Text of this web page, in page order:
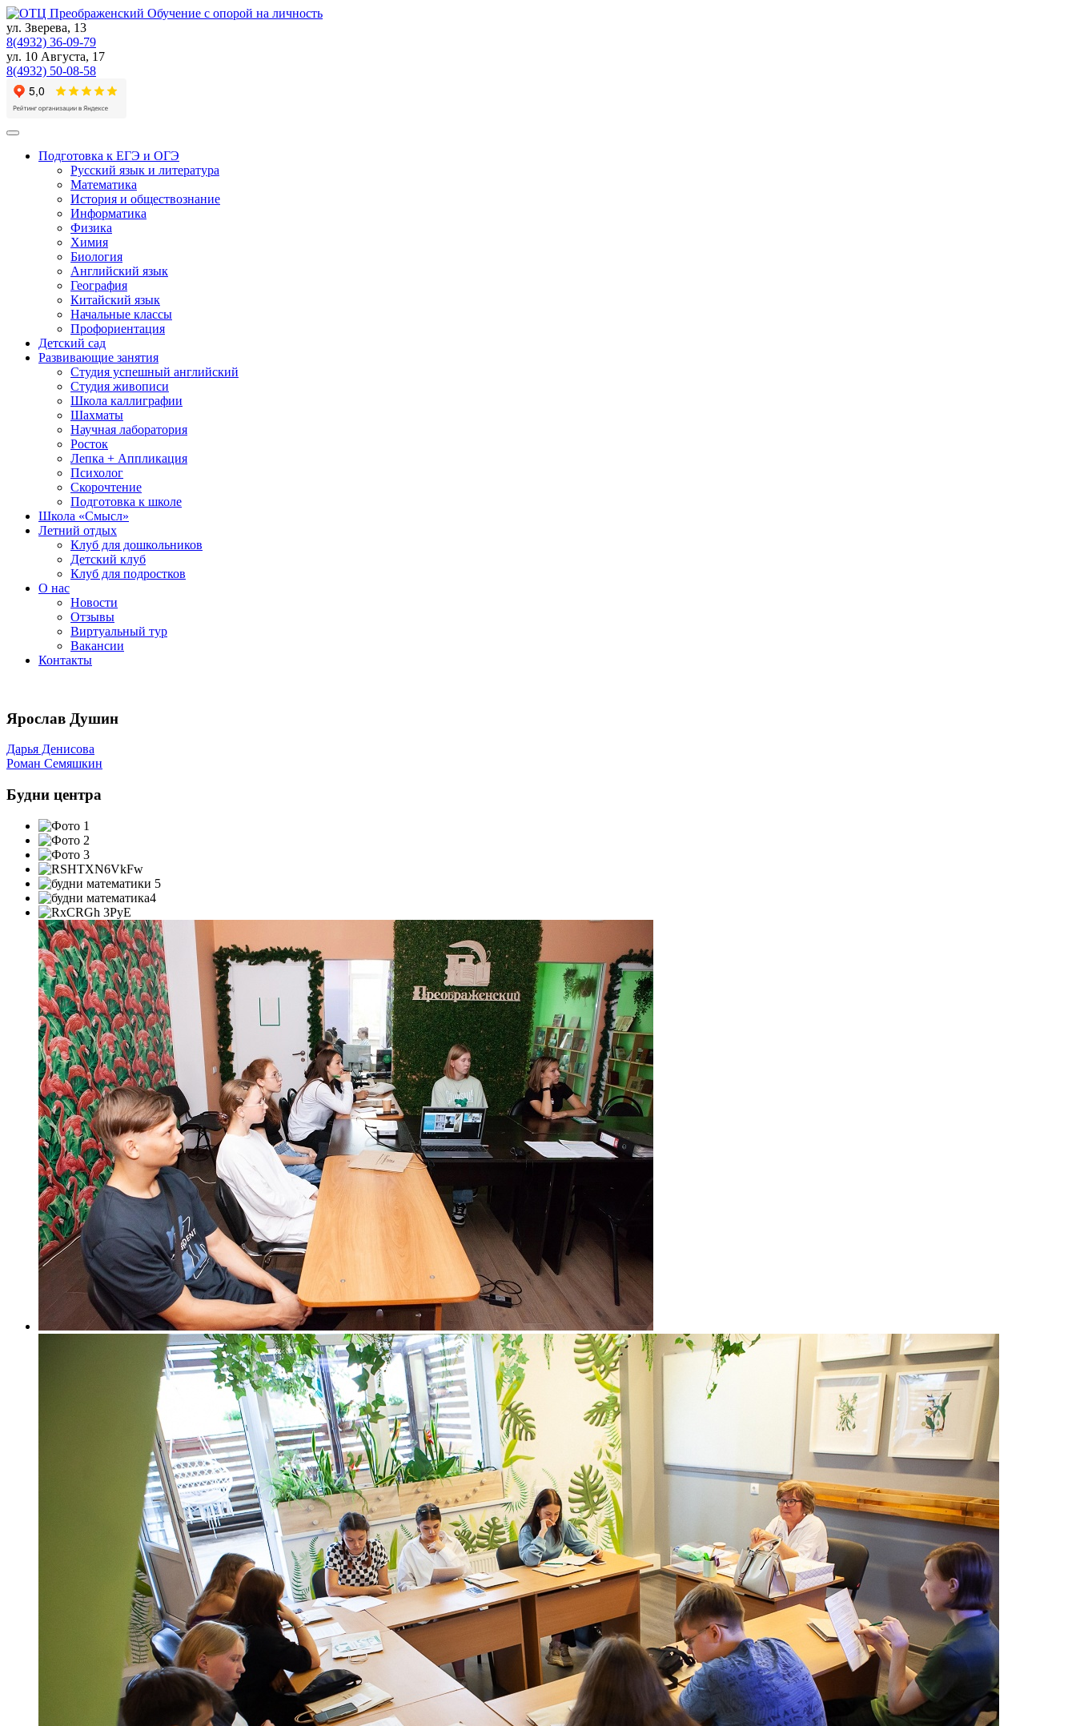
Skip
to
content
Обучение с опорой на личность
ул. Зверева, 13
8(4932) 36-09-79
ул. 10 Августа, 17
8(4932) 50-08-58
Подготовка к ЕГЭ и ОГЭ
Русский язык и литература
Математика
История и обществознание
Информатика
Физика
Химия
Биология
Английский язык
География
Китайский язык
Начальные классы
Профориентация
Детский сад
Развивающие занятия
Студия успешный английский
Студия живописи
Школа каллиграфии
Шахматы
Научная лаборатория
Росток
Лепка + Аппликация
Психолог
Скорочтение
Подготовка к школе
Школа «Смысл»
Летний отдых
Клуб для дошкольников
Детский клуб
Клуб для подростков
О нас
Новости
Отзывы
Виртуальный тур
Вакансии
Контакты
Ярослав Душин
Навигация
по
записям
Дарья Денисова
Роман Семяшкин
Будни центра